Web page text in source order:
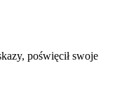
poświęcił swoje